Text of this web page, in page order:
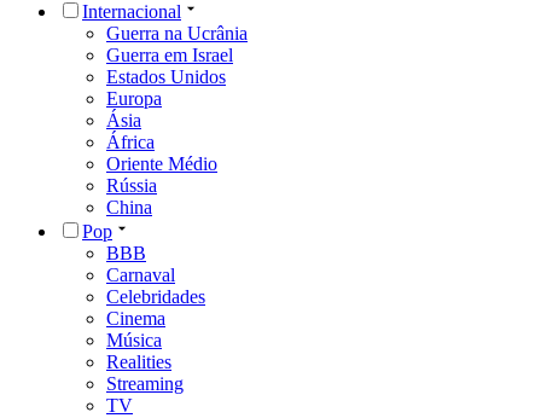
Internacional
Guerra na Ucrânia
Guerra em Israel
Estados Unidos
Europa
Ásia
África
Oriente Médio
Rússia
China
Pop
BBB
Carnaval
Celebridades
Cinema
Música
Realities
Streaming
TV